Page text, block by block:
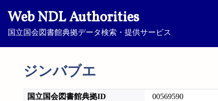
Web NDL Authorities
国立国会図書館典拠データ検索・提供サービス
ジンバブエ
国立国会図書館典拠ID 00569590